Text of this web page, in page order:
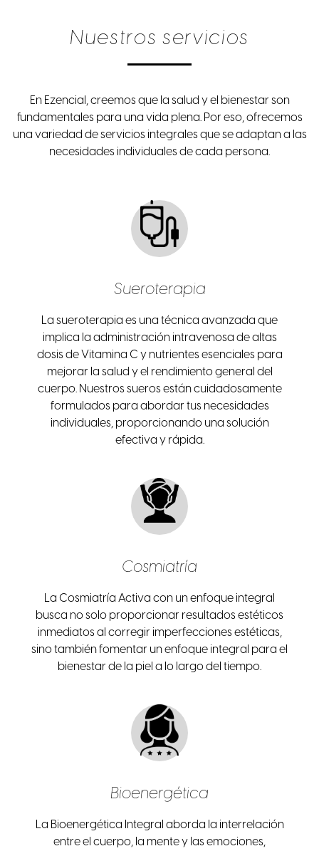
Nuestros servicios
En Ezencial, creemos que la salud y el bienestar son
fundamentales para una vida plena. Por eso, ofrecemos
una variedad de servicios integrales que se adaptan a las
necesidades individuales de cada persona.
Sueroterapia
La sueroterapia es una técnica avanzada que
implica la administración intravenosa de altas
dosis de Vitamina C y nutrientes esenciales para
mejorar la salud y el rendimiento general del
cuerpo. Nuestros sueros están cuidadosamente
formulados para abordar tus necesidades
individuales, proporcionando una solución
efectiva y rápida.
Cosmiatría
La Cosmiatría Activa con un enfoque integral
busca no solo proporcionar resultados estéticos
inmediatos al corregir imperfecciones estéticas,
sino también fomentar un enfoque integral para el
bienestar de la piel a lo largo del tiempo.
Bioenergética
La Bioenergética Integral aborda la interrelación
entre el cuerpo, la mente y las emociones,